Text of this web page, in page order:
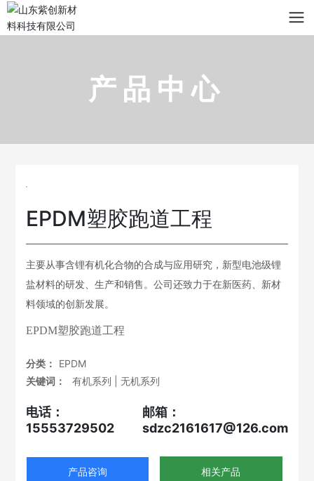
产品中心
EPDM塑胶跑道工程
主要从事含锂有机化合物的合成与应用研究，新型电池级锂
盐材料的研发、生产和销售。公司还致力于在新医药、新材
料领域的创新发展。
EPDM塑胶跑道工程
分类：
EPDM
关键词：
有机系列 | 无机系列
电话：
15553729502
邮箱：
sdzc2161617@126.com
产品咨询 相关产品